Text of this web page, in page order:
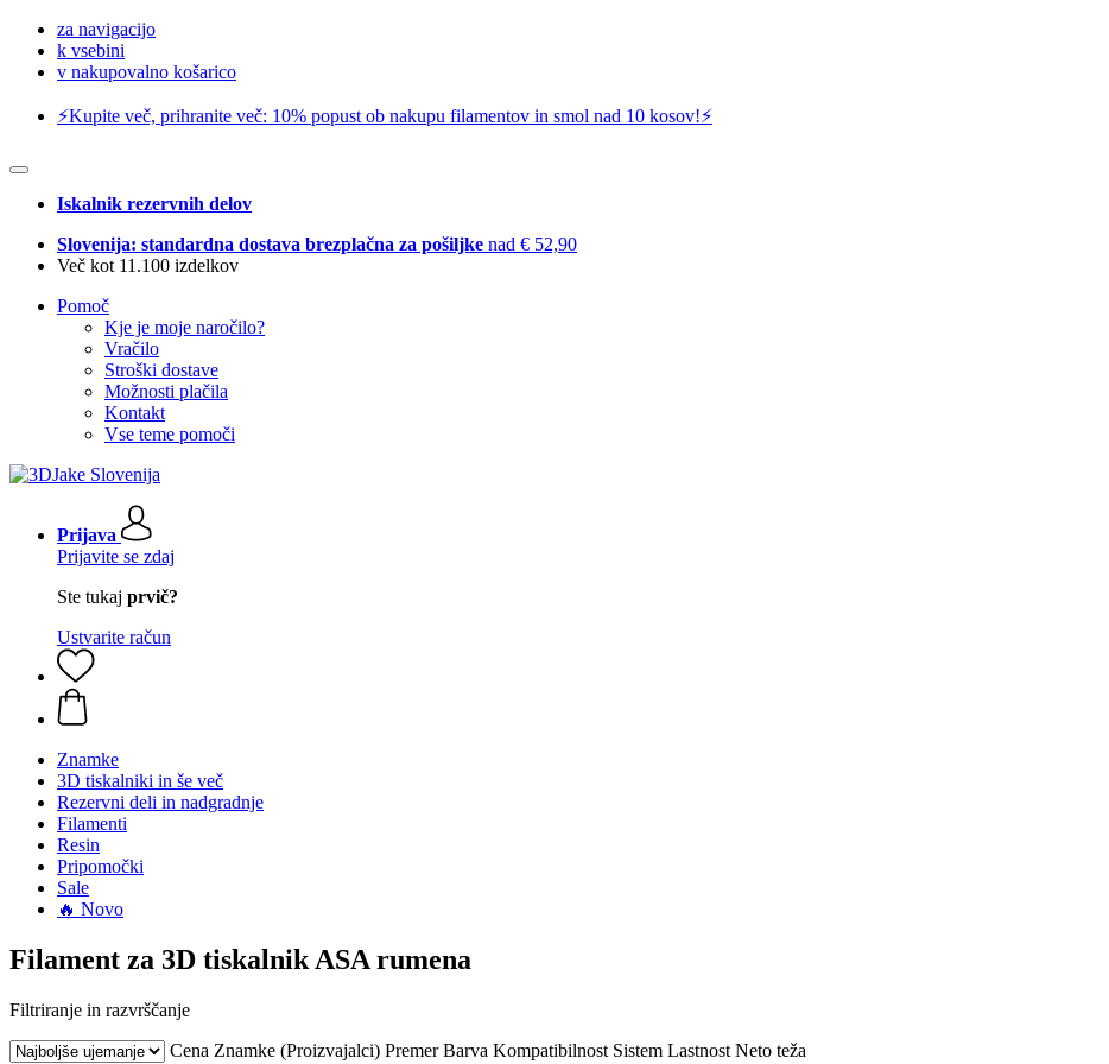
za navigacijo
k vsebini
v nakupovalno košarico
⚡️Kupite več, prihranite več: 10% popust ob nakupu filamentov in smol nad 10 kosov!⚡️
Iskalnik rezervnih delov
Slovenija: standardna dostava brezplačna za pošiljke nad € 52,90
Več kot 11.100 izdelkov
Pomoč
Kje je moje naročilo?
Vračilo
Stroški dostave
Možnosti plačila
Kontakt
Vse teme pomoči
Prijava
Prijavite se zdaj
Ste tukaj prvič?
Ustvarite račun
Znamke
3D tiskalniki in še več
Rezervni deli in nadgradnje
Filamenti
Resin
Pripomočki
Sale
🔥 Novo
Filament za 3D tiskalnik ASA rumena
Filtriranje in razvrščanje
Cena Znamke (Proizvajalci) Premer Barva Kompatibilnost Sistem Lastnost Neto teža